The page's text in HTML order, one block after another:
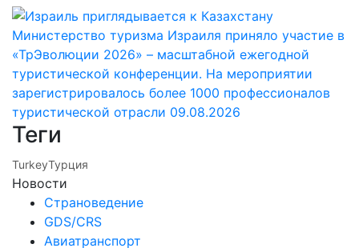
Министерство туризма Израиля приняло участие в
«ТрЭволюции 2026» – масштабной ежегодной
туристической конференции. На мероприятии
зарегистрировалось более 1000 профессионалов
туристической отрасли 09.08.2026
Теги
TurkeyТурция
Новости
Страноведение
GDS/CRS
Авиатранспорт